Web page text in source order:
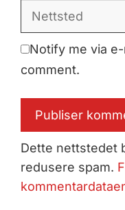
Nettsted
Notify me via
comment.
Dette nettstedet
redusere spam.